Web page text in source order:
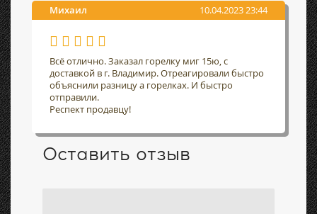
Михаил 10.04.2023 23:44
Всё отлично. Заказал горелку миг 15ю, с
доставкой в г. Владимир. Отреагировали быстро
объяснили разницу а горелках. И быстро
отправили.
Респект продавцу!
Оставить отзыв